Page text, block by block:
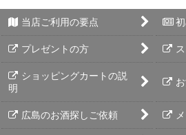
当店ご利用の要点
プレゼントの方
ショッピングカートの説
明
広島のお酒探しご依頼